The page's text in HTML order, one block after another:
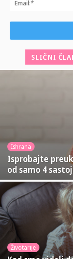
SLIČNI
Ishrana
Isprobajte
od samo 4
Životarije